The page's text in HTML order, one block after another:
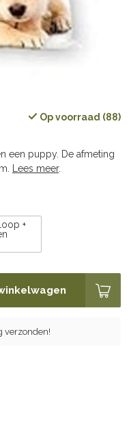
Op voorraad (88)
een puppy. De afmeting
Lees meer.
+
verzonden!